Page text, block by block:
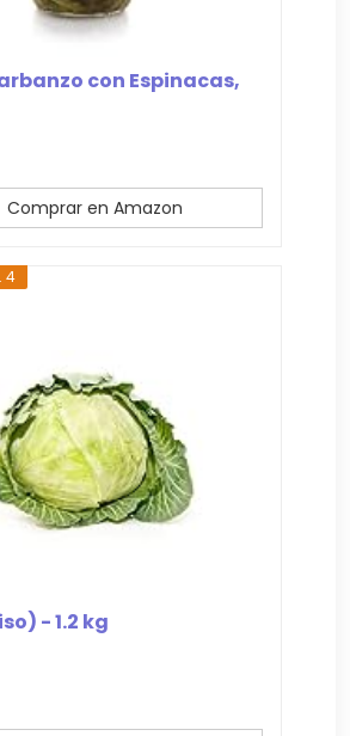
con Espinacas,
Comprar en Amazon
4
- 1.2 kg